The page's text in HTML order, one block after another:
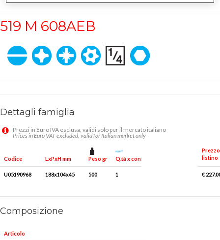
519 M 608AEB
Dettagli famiglia
Prezzi in Euro IVA esclusa, validi solo per il mercato italiano
Prices in Euro VAT excluded, valid for Italian market only
Codice LxPxH mm Peso gr Q.tà x conf.
Prezzo
listino
U05190968 188x104x45 500 1 €
Composizione
Articolo